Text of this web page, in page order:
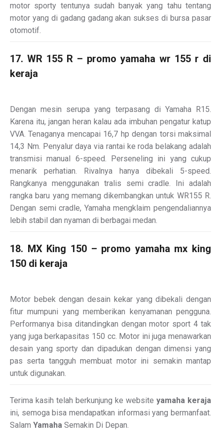
motor sporty tentunya sudah banyak yang tahu tentang
motor yang di gadang gadang akan sukses di bursa pasar
otomotif.
17. WR 155 R – promo yamaha wr 155 r di
keraja
Dengan mesin serupa yang terpasang di Yamaha R15.
Karena itu, jangan heran kalau ada imbuhan pengatur katup
VVA. Tenaganya mencapai 16,7 hp dengan torsi maksimal
14,3 Nm. Penyalur daya via rantai ke roda belakang adalah
transmisi manual 6-speed. Perseneling ini yang cukup
menarik perhatian. Rivalnya hanya dibekali 5-speed.
Rangkanya menggunakan tralis semi cradle. Ini adalah
rangka baru yang memang dikembangkan untuk WR155 R.
Dengan semi cradle, Yamaha mengklaim pengendaliannya
lebih stabil dan nyaman di berbagai medan.
18. MX King 150 – promo yamaha mx king
150 di keraja
Motor bebek dengan desain kekar yang dibekali dengan
fitur mumpuni yang memberikan kenyamanan pengguna.
Performanya bisa ditandingkan dengan motor sport 4 tak
yang juga berkapasitas 150 cc. Motor ini juga menawarkan
desain yang sporty dan dipadukan dengan dimensi yang
pas serta tangguh membuat motor ini semakin mantap
untuk digunakan.
Terima kasih telah berkunjung ke website yamaha keraja
ini, semoga bisa mendapatkan informasi yang bermanfaat.
Salam Yamaha Semakin Di Depan.